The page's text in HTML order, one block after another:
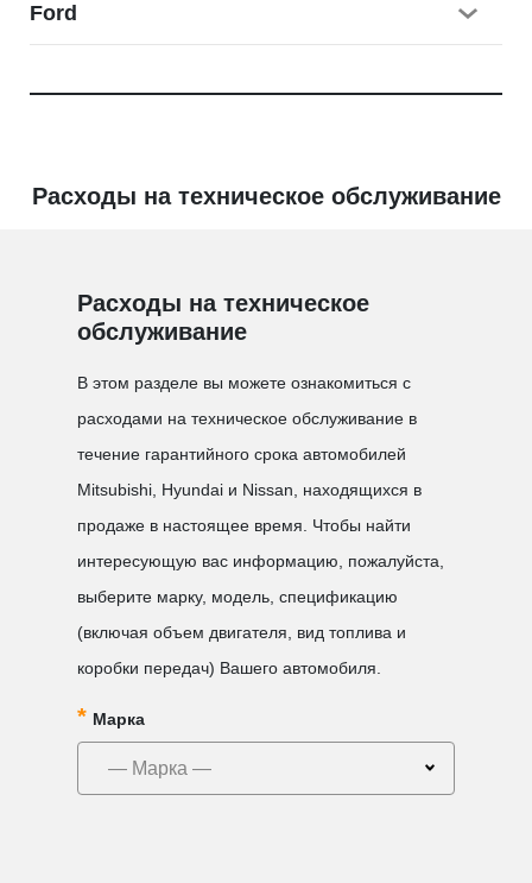
Ford
Расходы на техническое обслуживание
Расходы на техническое
обслуживание
В этом разделе вы можете ознакомиться с
расходами на техническое обслуживание в
течение гарантийного срока автомобилей
Mitsubishi, Hyundai и Nissan, находящихся в
продаже в настоящее время. Чтобы найти
интересующую вас информацию, пожалуйста,
выберите марку, модель, спецификацию
(включая объем двигателя, вид топлива и
коробки передач) Вашего автомобиля.
Марка
— Марка —